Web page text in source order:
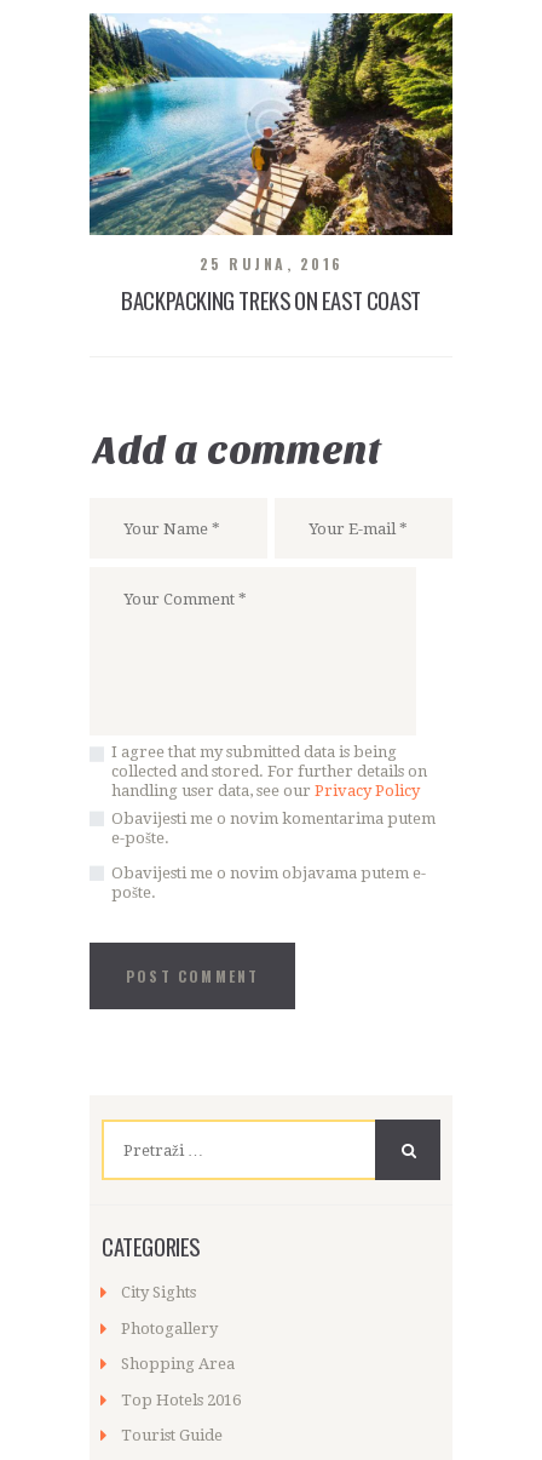
25 RUJNA, 2016
BACKPACKING TREKS ON EAST COAST
Add a comment
I agree that my submitted data is being
collected and stored. For further details on
handling user data, see ourPrivacy Policy
Obavijesti me o novim komentarima putem
e-pošte.
Obavijesti me o novim objavama putem e-
pošte.
CATEGORIES
City Sights
Photogallery
Shopping Area
Top Hotels 2016
Tourist Guide